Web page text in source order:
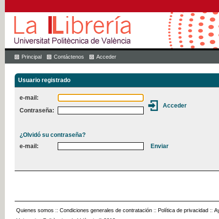
Principal Contáctenos Acceder
Usuario registrado
e-mail:
Contraseña:
¿Olvidó su contraseña?
e-mail:
Quienes somos :: Condiciones generales de contratación :: Política de privacidad ::